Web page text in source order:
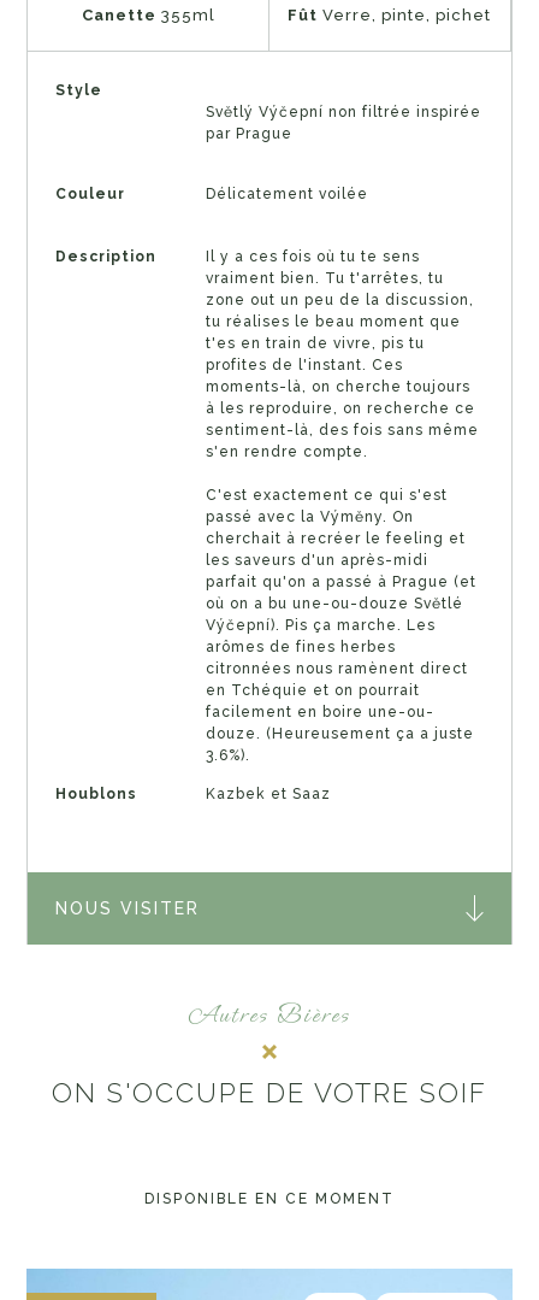
Canette 355ml FûtVerre, pinte, pichet
Style
Světlý Výčepní non filtrée inspirée
par Prague
Couleur Délicatement voilée
Description
Il y a ces fois où tu te sens
vraiment bien. Tu t'arrêtes, tu
zone out un peu de la discussion,
tu réalises le beau moment que
t'es en train de vivre, pis tu
profites de l'instant. Ces
moments-là, on cherche toujours
à les reproduire, on recherche ce
sentiment-là, des fois sans même
s'en rendre compte.
C'est exactement ce qui s'est
passé avec la Výměny. On
cherchait à recréer le feeling et
les saveurs d'un après-midi
parfait qu'on a passé à Prague (et
où on a bu une-ou-douze Světlé
Výčepní). Pis ça marche. Les
arômes de fines herbes
citronnées nous ramènent direct
en Tchéquie et on pourrait
facilement en boire une-ou-
douze. (Heureusement ça a juste
3.6%).
Houblons Kazbek et Saaz
NOUS VISITER
Autres Bières
ON S'OCCUPE DE VOTRE SOIF
DISPONIBLE EN CE MOMENT